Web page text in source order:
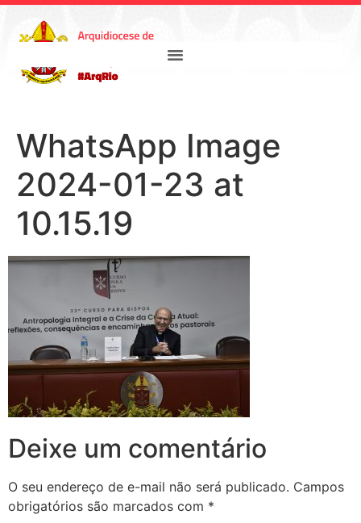
WhatsApp Image
2024-01-23 at
10.15.19
Deixe um comentário
O seu endereço de e-mail não será publicado. Campos
obrigatórios são marcados com *